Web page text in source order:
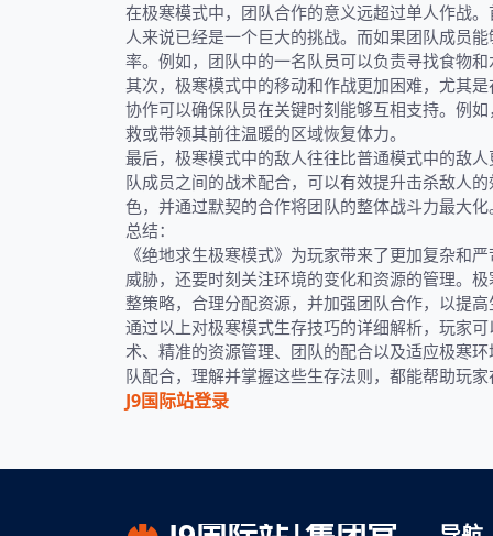
在极寒模式中，团队合作的意义远超过单人作战
人来说已经是一个巨大的挑战。而如果团队成员
率。例如，团队中的一名队员可以负责寻找食物
其次，极寒模式中的移动和作战更加困难，尤其
协作可以确保队员在关键时刻能够互相支持。例
救或带领其前往温暖的区域恢复体力。
最后，极寒模式中的敌人往往比普通模式中的敌
队成员之间的战术配合，可以有效提升击杀敌人
色，并通过默契的合作将团队的整体战斗力最大化
总结：
《绝地求生极寒模式》为玩家带来了更加复杂和
威胁，还要时刻关注环境的变化和资源的管理。
整策略，合理分配资源，并加强团队合作，以提
通过以上对极寒模式生存技巧的详细解析，玩家
术、精准的资源管理、团队的配合以及适应极寒
队配合，理解并掌握这些生存法则，都能帮助玩
J9国际站登录